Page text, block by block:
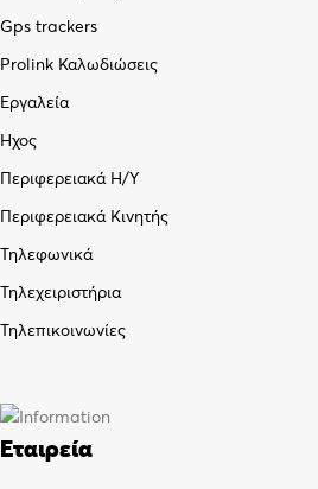
Gps trackers
Prolink Καλωδιώσεις
Εργαλεία
Ήχος
Περιφερειακά Η/Υ
Περιφερειακά Κινητής
Τηλεφωνικά
Τηλεχειριστήρια
Τηλεπικοινωνίες
Εταιρεία